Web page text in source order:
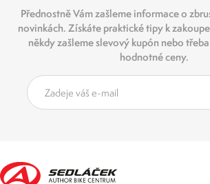
Přednostně Vám zašleme informace o
novinkách. Získáte praktické tipy k
někdy zašleme slevový kupón nebo
hodnotné ceny.